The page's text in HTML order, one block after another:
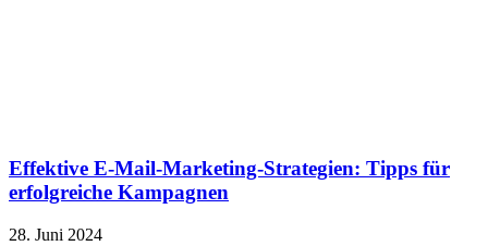
Effektive E-Mail-Marketing-Strategien: Tipps für
erfolgreiche Kampagnen
28. Juni 2024